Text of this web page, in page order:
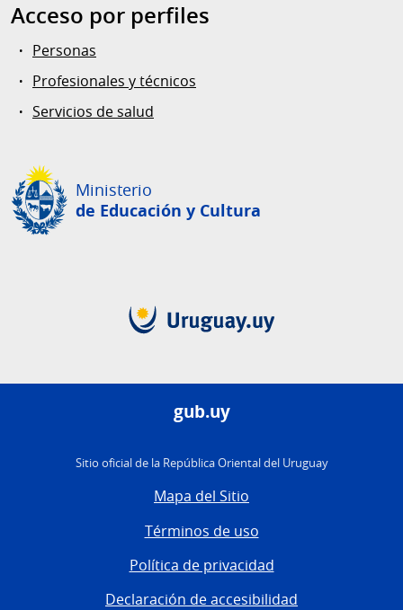
Acceso por perfiles
Personas
Profesionales y técnicos
Servicios de salud
Ministerio
de Educación y Cultura
gub.uy
Sitio oficial de la República Oriental del Uruguay
Mapa del Sitio
Términos de uso
Política de privacidad
Declaración de accesibilidad